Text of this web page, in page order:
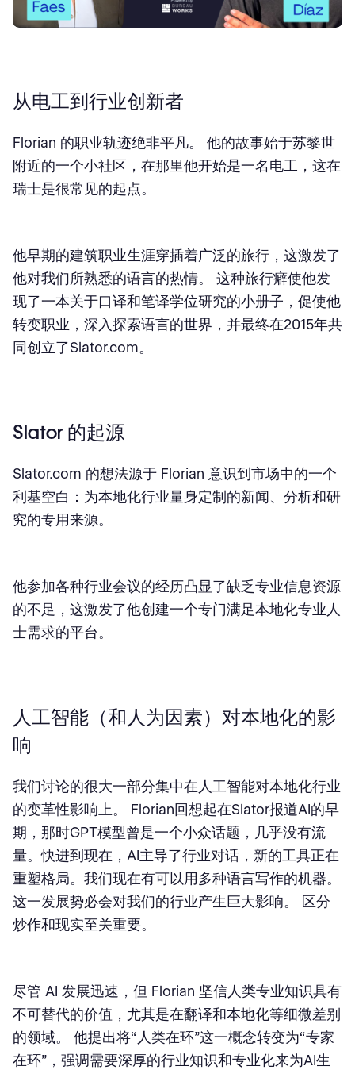
从电工到行业创新者
Florian 的职业轨迹绝非平凡。 他的故事始于苏黎世
附近的一个小社区，在那里他开始是一名电工，这在
瑞士是很常见的起点。
他早期的建筑职业生涯穿插着广泛的旅行，这激发了
他对我们所熟悉的语言的热情。 这种旅行癖使他发
现了一本关于口译和笔译学位研究的小册子，促使他
转变职业，深入探索语言的世界，并最终在2015年共
同创立了Slator.com。
Slator 的起源
Slator.com 的想法源于 Florian 意识到市场中的一个
利基空白：为本地化行业量身定制的新闻、分析和研
究的专用来源。
他参加各种行业会议的经历凸显了缺乏专业信息资源
的不足，这激发了他创建一个专门满足本地化专业人
士需求的平台。
人工智能（和人为因素）对本地化的影
响
我们讨论的很大一部分集中在人工智能对本地化行业
的变革性影响上。 Florian回想起在Slator报道AI的早
期，那时GPT模型曾是一个小众话题，几乎没有流
量。快进到现在，AI主导了行业对话，新的工具正在
重塑格局。我们现在有可以用多种语言写作的机器。
这一发展势必会对我们的行业产生巨大影响。 区分
炒作和现实至关重要。
尽管 AI 发展迅速，但 Florian 坚信人类专业知识具有
不可替代的价值，尤其是在翻译和本地化等细微差别
的领域。 他提出将“人类在环”这一概念转变为“专家
在环”，强调需要深厚的行业知识和专业化来为AI生